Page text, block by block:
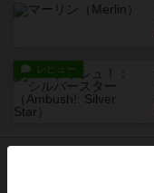
レビュー